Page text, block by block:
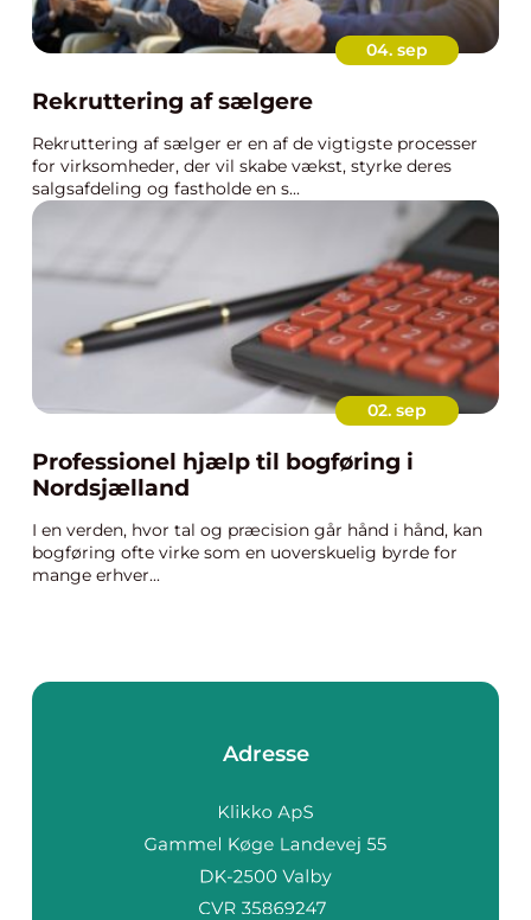
04. sep
Rekruttering af sælgere
Rekruttering af sælger er en af de vigtigste processer
for virksomheder, der vil skabe vækst, styrke deres
salgsafdeling og fastholde en s...
02. sep
Professionel hjælp til bogføring i
Nordsjælland
I en verden, hvor tal og præcision går hånd i hånd, kan
bogføring ofte virke som en uoverskuelig byrde for
mange erhver...
Adresse